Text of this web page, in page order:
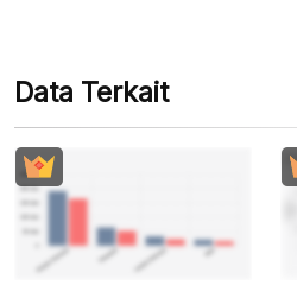
Data Terkait